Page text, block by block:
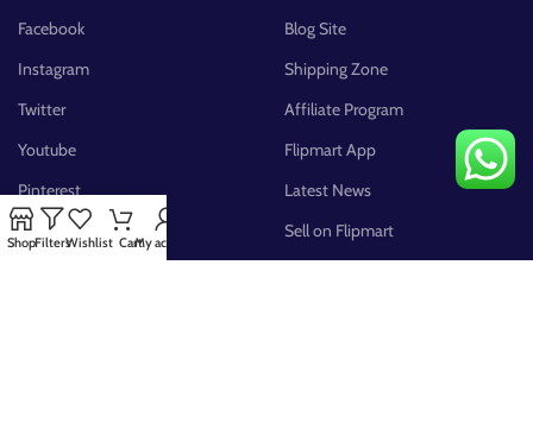
Facebook
Instagram
Twitter
Youtube
Pinterest
FB Group
Blog Site
Shipping Zone
Affiliate Program
Flipmart App
Latest News
Sell on Flipmart
ShopFiltersWishlist CartMy account